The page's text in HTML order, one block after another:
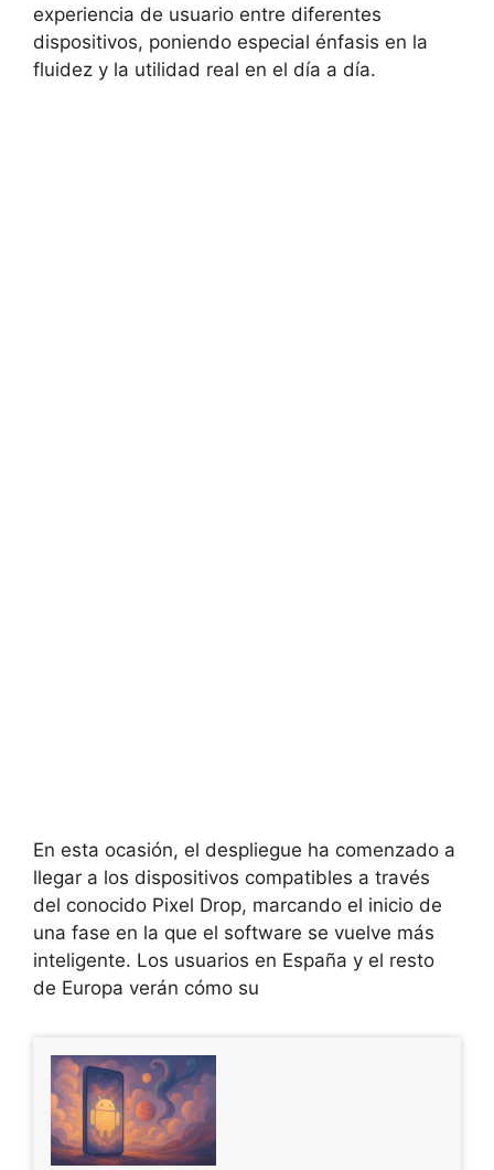
experiencia de usuario entre diferentes
dispositivos, poniendo especial énfasis en la
fluidez y la utilidad real en el día a día.
En esta ocasión, el despliegue ha comenzado a
llegar a los dispositivos compatibles a través
del conocido Pixel Drop, marcando el inicio de
una fase en la que el software se vuelve más
inteligente. Los usuarios en España y el resto
de Europa verán cómo su